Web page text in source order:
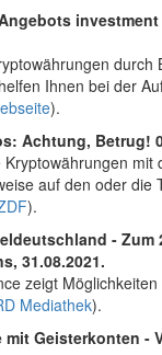
durch
Ihnen bei der
).
Achtung, Betrug!
mit
auf den oder die
).
- Zum
31.08.2021.
zeigt
Mediathek).
mit Geisterkonten -